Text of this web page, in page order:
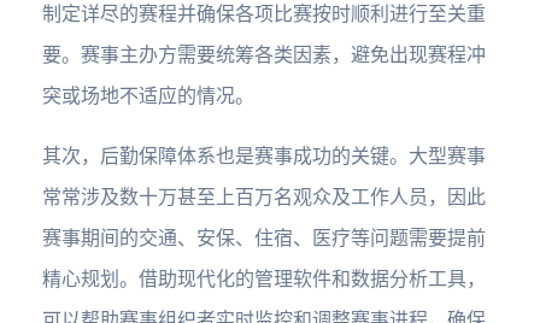
制定详尽的赛程并确保各项比赛按时顺利进行至关重
要。赛事主办方需要统筹各类因素，避免出现赛程冲
突或场地不适应的情况。
其次，后勤保障体系也是赛事成功的关键。大型赛事
常常涉及数十万甚至上百万名观众及工作人员，因此
赛事期间的交通、安保、住宿、医疗等问题需要提前
精心规划。借助现代化的管理软件和数据分析工具，